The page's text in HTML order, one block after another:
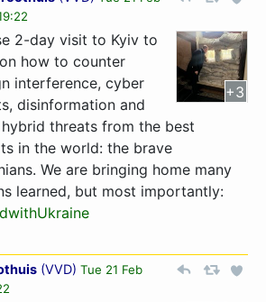
+3
2-day visit to Kyiv to
how to counter
interference, cyber
disinformation and
threats from the best
in the world: the brave
We are bringing home many
learned, but most importantly:
(VVD) Tue 21 Feb